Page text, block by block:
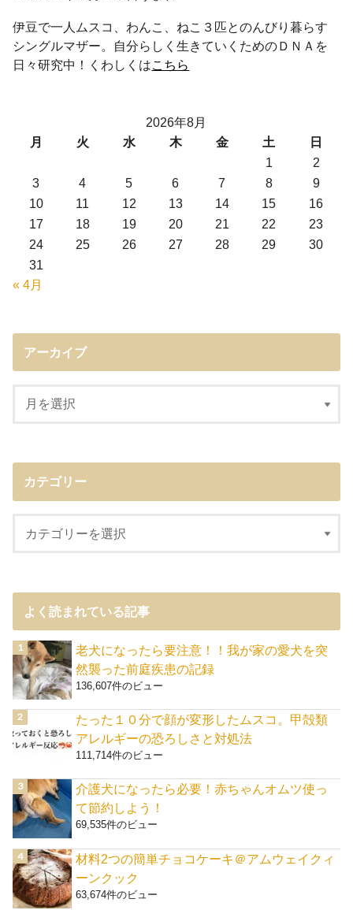
伊豆で一人ムスコ、わんこ、ねこ３匹とのんびり暮らす
シングルマザー。自分らしく生きていくためのＤＮＡを
日々研究中！くわしくはこちら
2026年8月
月
火 水 木 金 土
日
1
2
3
4 5 6 7 8
9
10
11 12 13 14 15
16
17
18 19 20 21 22
23
24
25 26 27 28 29
30
31
« 4月
アーカイブ
カテゴリー
よく読まれている記事
老犬になったら要注意！！我が家の愛犬を突
然襲った前庭疾患の記録
136,607件のビュー
たった１０分で顔が変形したムスコ。甲殻類
アレルギーの恐ろしさと対処法
111,714件のビュー
介護犬になったら必要！赤ちゃんオムツ使っ
て節約しよう！
69,535件のビュー
材料2つの簡単チョコケーキ＠アムウェイクィ
ーンクック
63,674件のビュー